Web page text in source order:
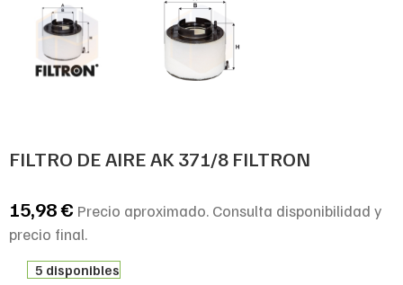
FILTRO DE AIRE AK 371/8 FILTRON
15,98€ Precio aproximado. Consulta disponibilidad y
precio final.
5 disponibles